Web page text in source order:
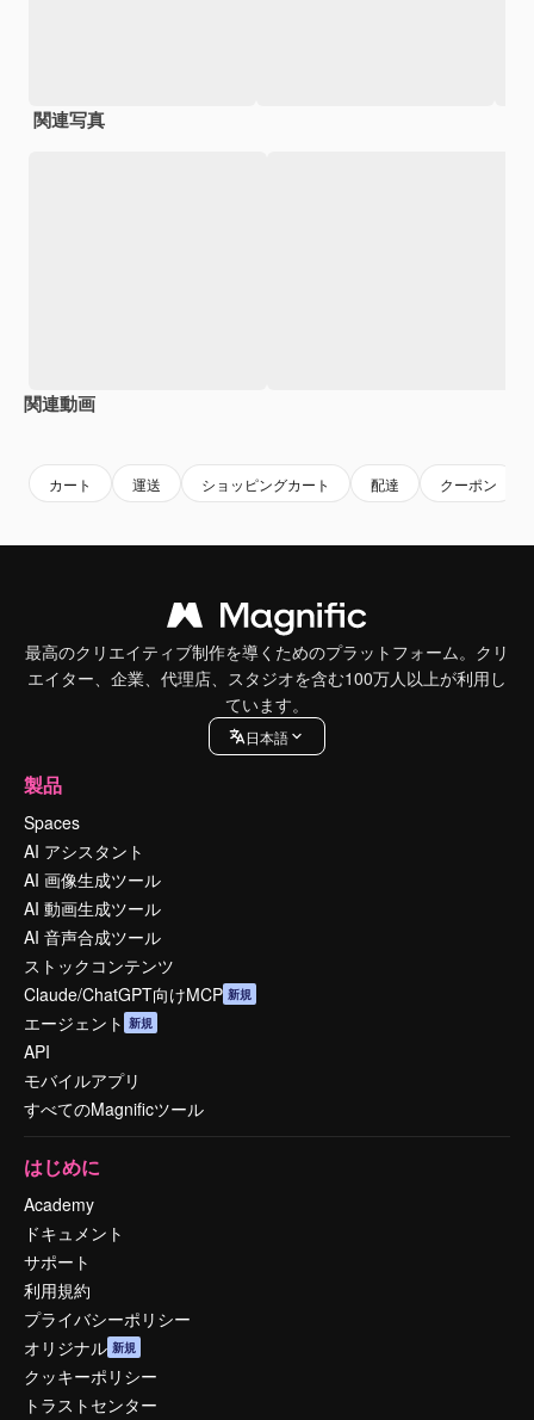
関連写真
関連動画
カート 運送 ショッピングカート 配達 クーポン
最高のクリエイティブ制作を導くためのプラットフォーム。クリ
エイター、企業、代理店、スタジオを含む100万人以上が利用し
ています。
日本語
製品
Spaces
AI アシスタント
AI 画像生成ツール
AI 動画生成ツール
AI 音声合成ツール
ストックコンテンツ
Claude/ChatGPT向けMCP 新規
エージェント 新規
API
モバイルアプリ
すべてのMagnificツール
はじめに
Academy
ドキュメント
サポート
利用規約
プライバシーポリシー
オリジナル 新規
クッキーポリシー
トラストセンター